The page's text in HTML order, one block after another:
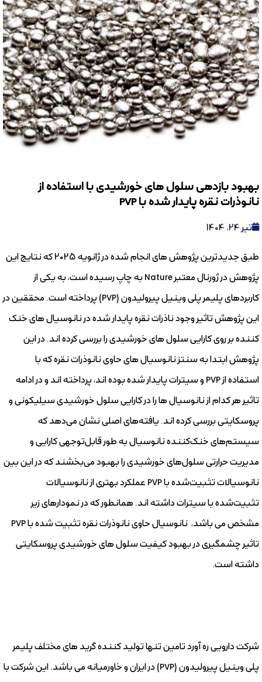
بهبود بازدهی سلول های خورشیدی با استفاده از
نانوذرات نقره پایدار شده با PVP
تیر 24, 1404
طبق جدیدترین پژوهش های انجام شده در ژانویه 2025 که نتایج این
پژوهش در ژورنال معتبر Nature به چاپ رسیده است، به یکی از
کاربردهای پلیمر پلی وینیل پیرولیدون (PVP) پرداخته است. محققین در
این پژوهش تاثیر وجود ناذرات نقره پایدار شده در نانوسیال های خنک
کننده بر روی کارایی سلول های خورشیدی را بررسی کرده اند. در این
پژوهش ابتدا به سنتز نانوسیال های حاوی نانوذرات نقره که با
استفاده از PVP و سیترات پایدار شده بوده اند، پرداخته اند و در ادامه
تاثیر هر کدام از نانوسیال ها را در کارایی سلول خورشیدی سیلیکونی و
پروسکایتی بررسی کرده اند. یافته‌های اصلی نشان می‌دهد که
سیستم‌های خنک‌کننده نانوسیال به طور قابل‌توجهی کارایی و
مدیریت حرارتی سلول‌های خورشیدی را بهبود می‌بخشند که در این بین
نانوسیالات تثبیت‌شده با PVP عملکرد بهتری از نانوسیالات
تثبیت‌شده با سیترات داشته اند. همانطور که در نمودارهای زیر
مشخص می باشد، نانوسیال حاوی نانوذرات نقره تثبیت شده با PVP
تاثیر چشمگیری در بهبود کیفیت سلول های خورشیدی پروسکایتی
داشته است.
شرکت دارویی ره آورد تامین تنها تولید کننده گرید های مختلف پلیمر
پلی وینیل پیرولیدون (PVP) در ایران و خاورمیانه می باشد. این شرکت با